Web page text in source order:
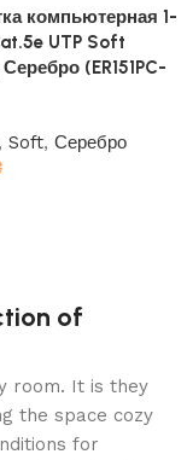
компьютерная 1-
UTP Soft
Серебро (ER151PC-
, Soft, Серебро
of
room. It is they
the space cozy
for